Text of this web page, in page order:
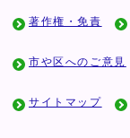
著作権・免責
市や区へのご意見
サイトマップ